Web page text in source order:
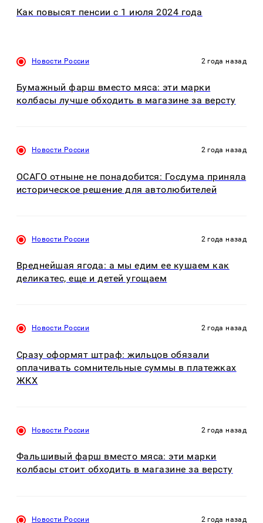
Как повысят пенсии с 1 июля 2024 года
Новости России 2 года назад
Бумажный фарш вместо мяса: эти марки
колбасы лучше обходить в магазине за версту
Новости России 2 года назад
ОСАГО отныне не понадобится: Госдума приняла
историческое решение для автолюбителей
Новости России 2 года назад
Вреднейшая ягода: а мы едим ее кушаем как
деликатес, еще и детей угощаем
Новости России 2 года назад
Сразу оформят штраф: жильцов обязали
оплачивать сомнительные суммы в платежках
ЖКХ
Новости России 2 года назад
Фальшивый фарш вместо мяса: эти марки
колбасы стоит обходить в магазине за версту
Новости России 2 года назад